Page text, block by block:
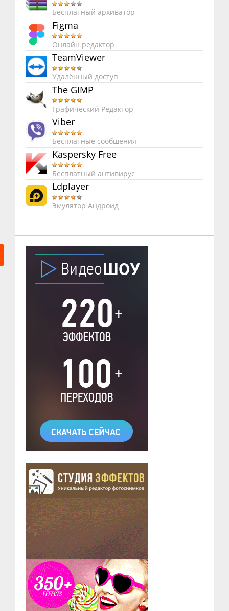
Бесплатный архиватор
Figma
Онлайн редактор
TeamViewer
Удалённый доступ
The GIMP
Графический Редактор
Viber
Бесплатные сообшения
Kaspersky Free
Бесплатный антивирус
Ldplayer
Эмулятор Андроид